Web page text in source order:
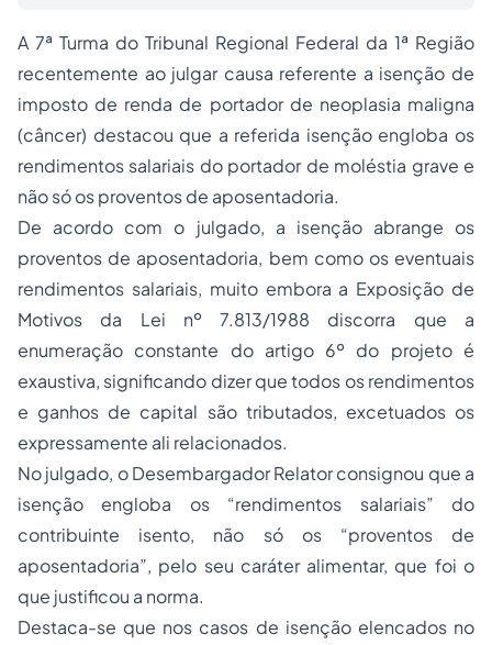
A 7ª Turma do Tribunal Regional Federal da 1ª Região
recentemente ao julgar causa referente a isenção de
imposto de renda de portador de neoplasia maligna
(câncer) destacou que a referida isenção engloba os
rendimentos salariais do portador de moléstia grave e
não só os proventos de aposentadoria.
De acordo com o julgado, a isenção abrange os
proventos de aposentadoria, bem como os eventuais
rendimentos salariais, muito embora a Exposição de
Motivos da Lei nº 7.813/1988 discorra que a
enumeração constante do artigo 6º do projeto é
exaustiva, significando dizer que todos os rendimentos
e ganhos de capital são tributados, excetuados os
expressamente ali relacionados.
No julgado, o Desembargador Relator consignou que a
isenção engloba os “rendimentos salariais” do
contribuinte isento, não só os “proventos de
aposentadoria”, pelo seu caráter alimentar, que foi o
que justificou a norma.
Destaca-se que nos casos de isenção elencados no